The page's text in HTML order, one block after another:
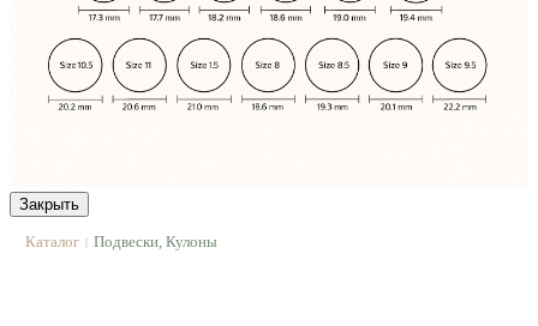
Закрыть
Каталог | Подвески, Кулоны